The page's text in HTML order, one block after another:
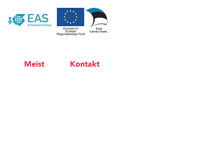
Meist Kontakt